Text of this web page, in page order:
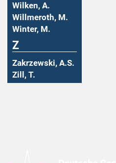
Wilken, A.
Willmeroth, M.
Winter, M.
Z
Zakrzewski, A.S.
Zill, T.